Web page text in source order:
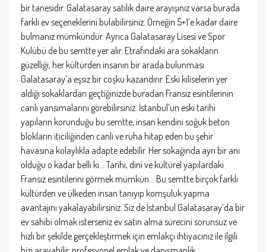
bir tanesidir. Galatasaray satılık daire arayışınız varsa burada
farklı ev seçeneklerini bulabilirsiniz. Örneğin 5+1’e kadar daire
bulmanız mümkündür. Ayrıca Galatasaray Lisesi ve Spor
Kulübü de bu semtte yer alır. Etrafındaki ara sokakların
güzelliği, her kültürden insanın bir arada bulunması
Galatasaray’a eşsiz bir coşku kazandırır. Eski kiliselerin yer
aldığı sokaklardan geçtiğinizde buradan Fransız esintilerinin
canlı yansımalarını görebilirsiniz. İstanbul’un eski tarihi
yapıların korunduğu bu semtte, insan kendini soğuk beton
blokların iticiliğinden canlı ve ruha hitap eden bu şehir
havasına kolaylıkla adapte edebilir. Her sokağında ayrı bir anı
olduğu o kadar belli ki… Tarihi, dini ve kültürel yapılardaki
Fransız esintilerini görmek mümkün… Bu semtte birçok farklı
kültürden ve ülkeden insan tanıyıp komşuluk yapma
avantajını yakalayabilirsiniz. Siz de İstanbul Galatasaray’da bir
ev sahibi olmak isterseniz ev satın alma sürecini sorunsuz ve
hızlı bir şekilde gerçekleştirmek için emlakçı ihtiyacınız ile ilgili